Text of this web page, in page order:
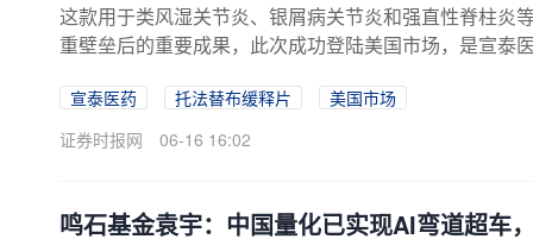
这款用于类风湿关节炎、银屑病关节炎和强直性脊柱炎
重壁垒后的重要成果，此次成功登陆美国市场，是宣泰
宣泰医药 托法替布缓释片
美国市场
证券时报网
06-16 16:02
鸣石基金袁宇：中国量化已实现AI弯道超车